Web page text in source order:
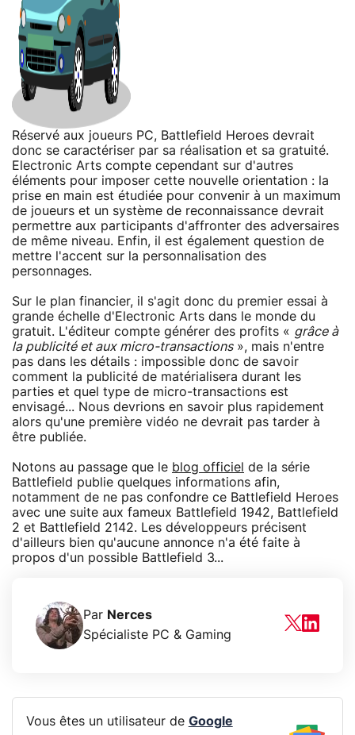
Réservé aux joueurs PC, Battlefield Heroes devrait
donc se caractériser par sa réalisation et sa gratuité.
Electronic Arts compte cependant sur d'autres
éléments pour imposer cette nouvelle orientation : la
prise en main est étudiée pour convenir à un maximum
de joueurs et un système de reconnaissance devrait
permettre aux participants d'affronter des adversaires
de même niveau. Enfin, il est également question de
mettre l'accent sur la personnalisation des
personnages.
Sur le plan financier, il s'agit donc du premier essai à
grande échelle d'Electronic Arts dans le monde du
gratuit. L'éditeur compte générer des profits « grâce à
la publicité et aux micro-transactions», mais n'entre
pas dans les détails : impossible donc de savoir
comment la publicité de matérialisera durant les
parties et quel type de micro-transactions est
envisagé... Nous devrions en savoir plus rapidement
alors qu'une première vidéo ne devrait pas tarder à
être publiée.
Notons au passage que le blog officiel de la série
Battlefield publie quelques informations afin,
notamment de ne pas confondre ce Battlefield Heroes
avec une suite aux fameux Battlefield 1942, Battlefield
2 et Battlefield 2142. Les développeurs précisent
d'ailleurs bien qu'aucune annonce n'a été faite à
propos d'un possible Battlefield 3...
Par Nerces
Spécialiste PC & Gaming
Vous êtes un utilisateur de Google